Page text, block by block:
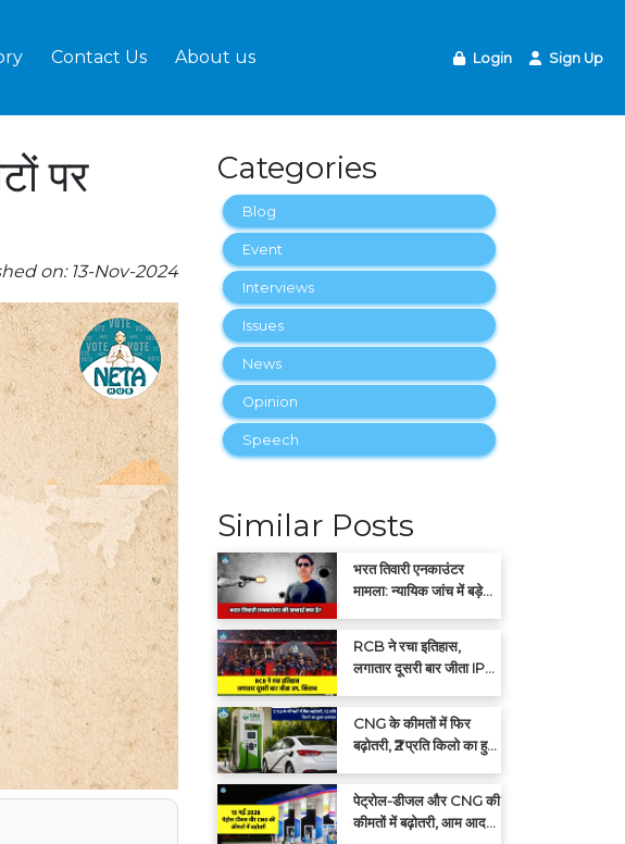
Contact Us About us Login Sign Up
पर
on: 13-Nov-2024
Categories
Blog
Event
Interviews
Issues
News
Opinion
Speech
Similar Posts
भरत तिवारी एनकाउंटर
मामला: न्यायिक जांच में बड़े
RCB ने रचा इतिहास,
लगातार दूसरी बार जीता IPL
CNG के कीमतों में फिर
बढ़ोतरी, ₹2 प्रति किलो का हुआ
पेट्रोल-डीजल और CNG की
कीमतों में बढ़ोतरी, आम आदमी